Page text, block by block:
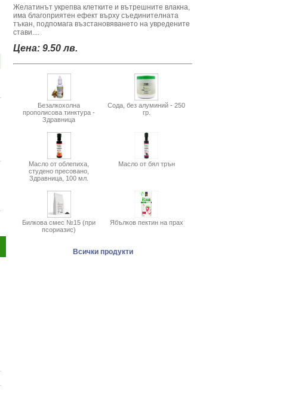
Желатинът укрепва клетките и вътрешните влакна,
има благоприятен ефект върху съединителната
тъкан, подпомага възстановяването на увредените
стави....
Цена: 9.50 лв.
Безалкохолна
прополисова тинктура -
Здравница
Сода, без алуминий - 250
гр.
Масло от облепиха,
студено пресовано,
Здравница, 100 мл.
Масло от бял трън
Билкова смес №15 (при
псориазис)
Ябълков пектин на прах
Всички продукти